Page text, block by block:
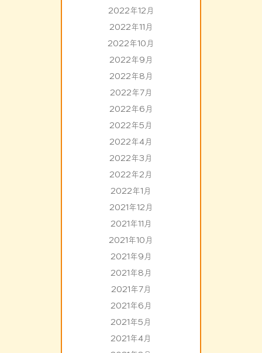
2022年12月
2022年11月
2022年10月
2022年9月
2022年8月
2022年7月
2022年6月
2022年5月
2022年4月
2022年3月
2022年2月
2022年1月
2021年12月
2021年11月
2021年10月
2021年9月
2021年8月
2021年7月
2021年6月
2021年5月
2021年4月